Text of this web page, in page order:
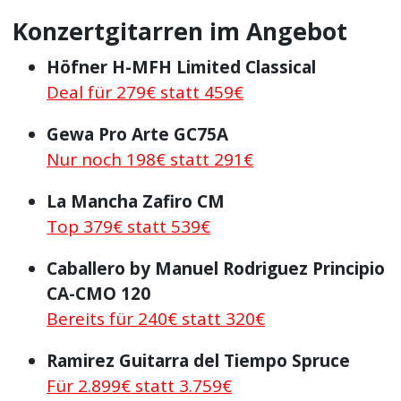
Konzertgitarren im Angebot
Höfner H-MFH Limited Classical
Deal für 279€ statt 459€
Gewa Pro Arte GC75A
Nur noch 198€ statt 291€
La Mancha Zafiro CM
Top 379€ statt 539€
Caballero by Manuel Rodriguez Principio
CA-CMO 120
Bereits für 240€ statt 320€
Ramirez Guitarra del Tiempo Spruce
Für 2.899€ statt 3.759€